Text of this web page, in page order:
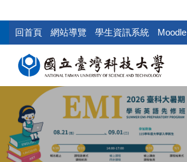
到
回首頁 網站導覽 學生資訊系統 Moodle